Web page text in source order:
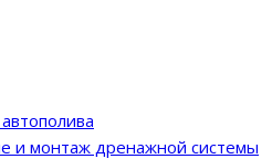
и монтаж дренажной системы